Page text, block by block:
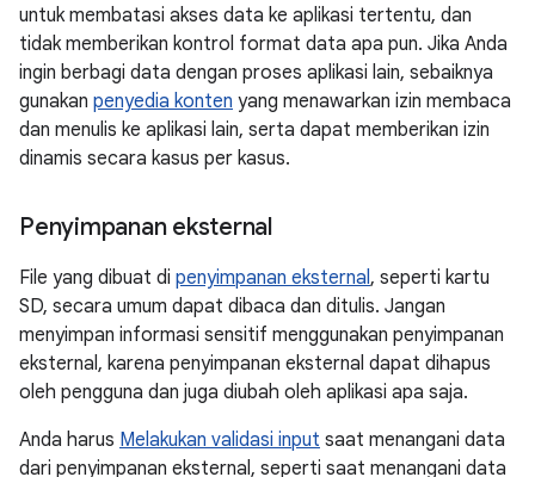
untuk membatasi akses data ke aplikasi tertentu, dan
tidak memberikan kontrol format data apa pun. Jika Anda
ingin berbagi data dengan proses aplikasi lain, sebaiknya
gunakan penyedia konten yang menawarkan izin membaca
dan menulis ke aplikasi lain, serta dapat memberikan izin
dinamis secara kasus per kasus.
Penyimpanan eksternal
File yang dibuat di penyimpanan eksternal, seperti kartu
SD, secara umum dapat dibaca dan ditulis. Jangan
menyimpan informasi sensitif menggunakan penyimpanan
eksternal, karena penyimpanan eksternal dapat dihapus
oleh pengguna dan juga diubah oleh aplikasi apa saja.
Anda harus Melakukan validasi input saat menangani data
dari penyimpanan eksternal, seperti saat menangani data